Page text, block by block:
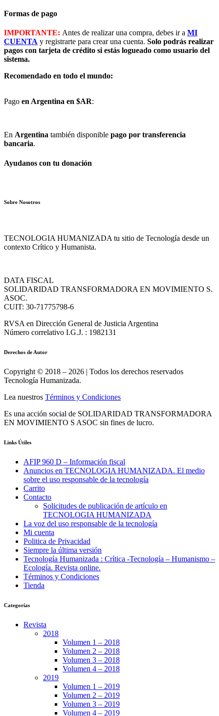
Formas de pago
IMPORTANTE: Antes de realizar una compra, debes ir a MI
CUENTA y registrarte para crear una cuenta. Solo podrás realizar
pagos con tarjeta de crédito si estás logueado como usuario del
sistema.
Recomendado en todo el mundo:
Pago en Argentina en $AR:
En Argentina también disponible pago por transferencia
bancaria.
Ayudanos con tu donación
Sobre Nosotros
TECNOLOGIA HUMANIZADA tu sitio de Tecnología desde un
contexto Crítico y Humanista.
DATA FISCAL
SOLIDARIDAD TRANSFORMADORA EN MOVIMIENTO S.
ASOC.
CUIT: 30-71775798-6
RVSA en Dirección General de Justicia Argentina
Número correlativo I.G.J. : 1982131
Derechos de Autor
Copyright © 2018 – 2026 | Todos los derechos reservados
Tecnología Humanizada.
Lea nuestros Términos y Condiciones
Es una acción social de SOLIDARIDAD TRANSFORMADORA
EN MOVIMIENTO S ASOC sin fines de lucro.
Links Útiles
AFIP 960 D – Información fiscal
Anuncios en TECNOLOGIA HUMANIZADA. El medio
sobre el uso responsable de la tecnología
Carrito
Contacto
Solicitudes de publicación de artículo en
TECNOLOGIA HUMANIZADA
La voz del uso responsable de la tecnología
Mi cuenta
Politica de Privacidad
Siempre la última versión
Tecnología Humanizada : Crítica -Tecnología – Humanismo –
Ecología. Revista online.
Términos y Condiciones
Tienda
Categorías
Revista
2018
Volumen 1 – 2018
Volumen 2 – 2018
Volumen 3 – 2018
Volumen 4 – 2018
2019
Volumen 1 – 2019
Volumen 2 – 2019
Volumen 3 – 2019
Volumen 4 – 2019